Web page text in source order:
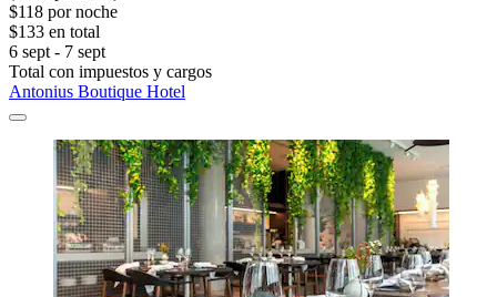
$118 por noche
$133 en total
6 sept - 7 sept
Total con impuestos y cargos
Antonius Boutique Hotel